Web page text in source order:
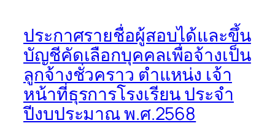
ประกาศรายชื่อผู้สอบได้และขึ้น
บัญชีคัดเลือกบุคคลเพื่อจ้างเป็น
ลูกจ้างชั่วคราว ตำแหน่ง เจ้า
หน้าที่ธุรการโรงเรียน ประจำ
ปีงบประมาณ พ.ศ.2568